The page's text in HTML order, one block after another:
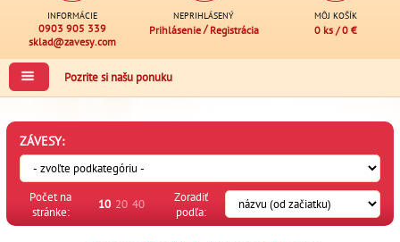
INFORMÁCIE
0903 905 339
sklad@zavesy.com
NEPRIHLÁSENÝ
Prihlásenie/ Registrácia
MÔJ KOŠÍK
0 ks /0 €
Pozrite si našu ponuku
ZÁVESY:
Počet na
stránke:
10 20 40
Zoradiť
podľa: